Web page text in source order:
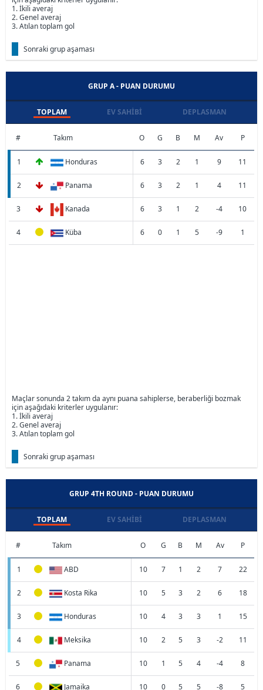
1. İkili averaj
2. Genel averaj
3. Atılan toplam gol
Sonraki grup aşaması
GRUP A - PUAN DURUMU
TOPLAM EV SAHIBI DEPLASMAN
# Takım O G B M Av P
1 Honduras 6 3 2 1 9 11
2 Panama 6 3 2 1 4 11
3 Kanada 6 3 1 2 -4 10
4 Küba 6 0 1 5 -9 1
Maçlar sonunda 2 takım da aynı puana sahiplerse, beraberliği bozmak
için aşağıdaki kriterler uygulanır:
1. İkili averaj
2. Genel averaj
3. Atılan toplam gol
Sonraki grup aşaması
GRUP 4TH ROUND - PUAN DURUMU
TOPLAM EV SAHIBI DEPLASMAN
# Takım O G B M Av P
1 ABD 10 7 1 2 7 22
2 Kosta Rika 10 5 3 2 6 18
3 Honduras 10 4 3 3 1 15
4 Meksika 10 2 5 3 -2 11
5 Panama 10 1 5 4 -4 8
6 Jamaika 10 0 5 5 -8 5